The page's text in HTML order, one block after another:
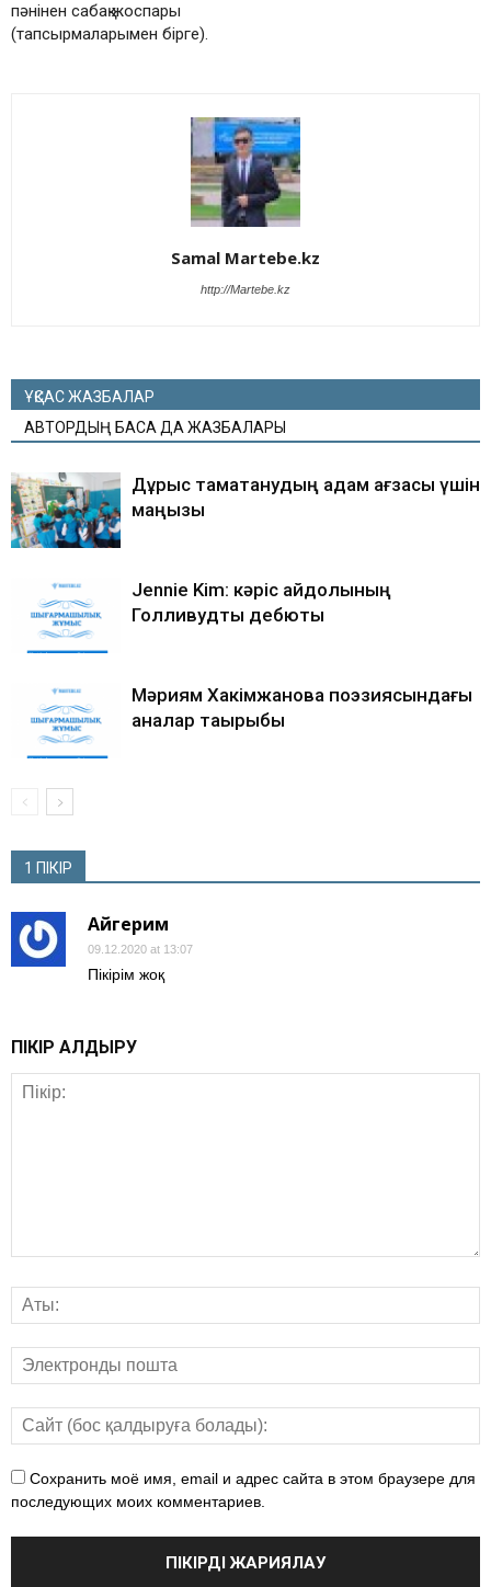
пәнінен сабақ жоспары
(тапсырмаларымен бірге).
Samal Martebe.kz
http://Martebe.kz
ҰҚСАС ЖАЗБАЛАР
АВТОРДЫҢ БАСҚА ДА ЖАЗБАЛАРЫ
Дұрыс тамақтанудың адам ағзасы үшін
маңызы
Jennie Kim: кәріс айдолының
Голливудтық дебюты
Мәриям Хакімжанова поэзиясындағы
аналар тақырыбы
1 ПІКІР
Айгерим
09.12.2020 at 13:07
Пікірім жоқ
ПІКІР ҚАЛДЫРУ
Сохранить моё имя, email и адрес сайта в этом браузере для
последующих моих комментариев.